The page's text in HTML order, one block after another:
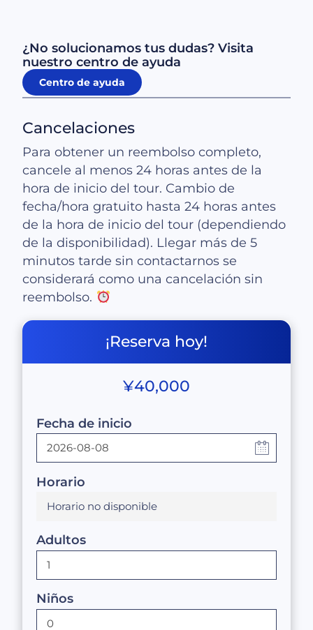
¿No solucionamos tus dudas? Visita
nuestro centro de ayuda
Centro de ayuda
Cancelaciones
Para obtener un reembolso completo,
cancele al menos 24 horas antes de la
hora de inicio del tour. Cambio de
fecha/hora gratuito hasta 24 horas antes
de la hora de inicio del tour (dependiendo
de la disponibilidad). Llegar más de 5
minutos tarde sin contactarnos se
considerará como una cancelación sin
reembolso.
¡Reserva hoy!
¥40,000
Fecha de inicio
Horario
Horario no disponible
Adultos
Niños